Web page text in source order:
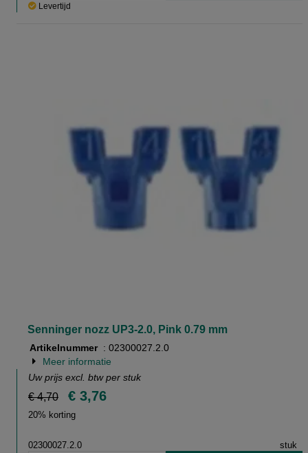
Levertijd
Senninger nozz UP3-2.0, Pink 0.79 mm
Artikelnummer : 02300027.2.0
Meer informatie
Uw prijs excl. btw per stuk
€ 4,70 € 3,76
20% korting
02300027.2.0 stuk